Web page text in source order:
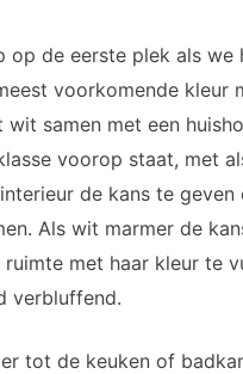
op de eerste plek als we
voorkomende kleur
wit samen met een
voorop staat, met
de kans te geven
Als wit marmer de
met haar kleur te
verbluffend.
tot de keuken of